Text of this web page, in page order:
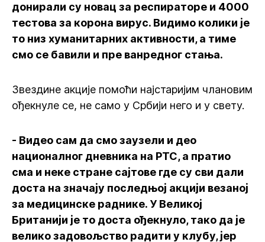
донирали су новац за респираторе и 4000
тестова за корона вирус. Видимо колики је
то низ хуманитарних активности, а тиме
смо се бавили и пре ванредног стања.
Звездине акције помоћи најстаријим члановим
ођекнуле се, не само у Србији него и у свету.
- Видео сам да смо заузели и део
националног дневника на РТС, а пратио
сма и неке стране сајтове где су сви дали
доста на значају последњој акцији везаној
за медицинске раднике. У Великој
Британији је то доста ођекнуло, тако да је
велико задовољство радити у клубу, јер